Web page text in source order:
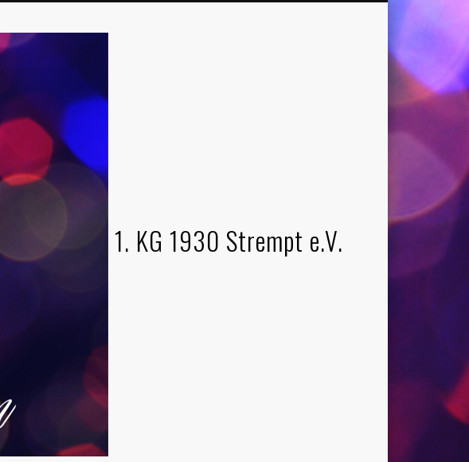
1. KG 1930 Strempt e.V.